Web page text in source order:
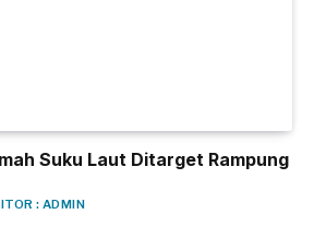
Suku Laut Ditarget Rampung
: ADMIN